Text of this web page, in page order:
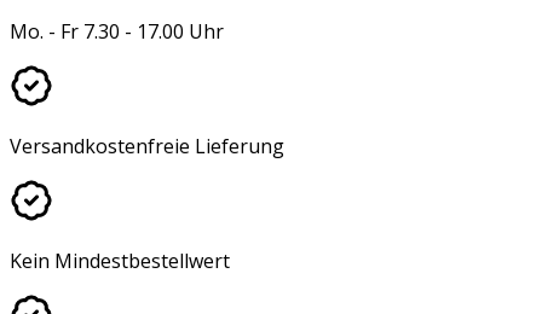
Mo. - Fr 7.30 - 17.00 Uhr
Versandkostenfreie Lieferung
Kein Mindestbestellwert